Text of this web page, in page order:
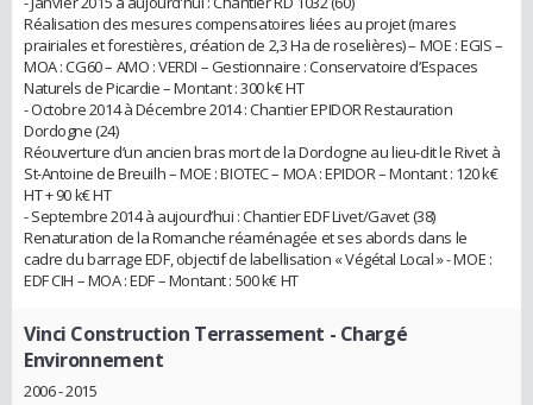
Réalisation des mesures compensatoires liées au projet (mares
prairiales et forestières, création de 2,3 Ha de roselières) – MOE : EGIS –
MOA : CG60 – AMO : VERDI – Gestionnaire : Conservatoire d’Espaces
Naturels de Picardie – Montant : 300 k€ HT
- Octobre 2014 à Décembre 2014 : Chantier EPIDOR Restauration
Dordogne (24)
Réouverture d’un ancien bras mort de la Dordogne au lieu-dit le Rivet à
St-Antoine de Breuilh – MOE : BIOTEC – MOA : EPIDOR – Montant : 120 k€
HT + 90 k€ HT
- Septembre 2014 à aujourd’hui : Chantier EDF Livet/Gavet (38)
Renaturation de la Romanche réaménagée et ses abords dans le
cadre du barrage EDF, objectif de labellisation « Végétal Local » - MOE :
EDF CIH – MOA : EDF – Montant : 500 k€ HT
Vinci Construction Terrassement - Chargé
Environnement
2006 - 2015